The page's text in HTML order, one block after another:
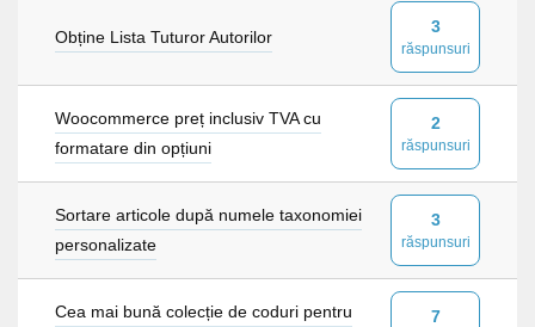
Obține Lista Tuturor Autorilor
3
răspunsuri
Woocommerce preț inclusiv TVA cu
formatare din opțiuni
2
răspunsuri
Sortare articole după numele taxonomiei
personalizate
3
răspunsuri
Cea mai bună colecție de coduri pentru
7